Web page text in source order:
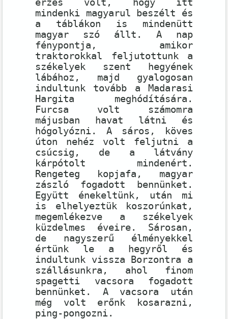
érzés volt, hogy itt
mindenki magyarul beszélt és
a táblákon is mindenütt
magyar szó állt. A nap
fénypontja, amikor
traktorokkal feljutottunk a
székelyek szent hegyének
lábához, majd gyalogosan
indultunk tovább a Madarasi
Hargita meghódítására.
Furcsa volt számomra
májusban havat látni és
hógolyózni. A sáros, köves
úton nehéz volt feljutni a
csúcsig, de a látvány
kárpótolt mindenért.
Rengeteg kopjafa, magyar
zászló fogadott bennünket.
Együtt énekeltünk, után mi
is elhelyeztük koszorúnkat,
megemlékezve a székelyek
küzdelmes éveire. Sárosan,
de nagyszerű élményekkel
értünk le a hegyről és
indultunk vissza Borzontra a
szállásunkra, ahol finom
spagetti vacsora fogadott
bennünket. A vacsora után
még volt erőnk kosarazni,
ping-pongozni.